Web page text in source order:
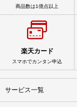
商品数は1億点以上
楽天カード
スマホでカンタン申込
サービス一覧